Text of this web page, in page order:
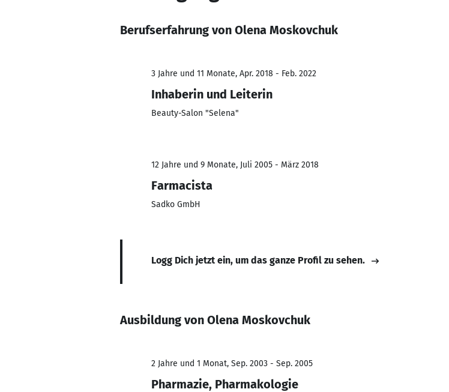
Berufserfahrung von Olena Moskovchuk
3 Jahre und 11 Monate, Apr. 2018 - Feb. 2022
Inhaberin und Leiterin
Beauty-Salon "Selena"
12 Jahre und 9 Monate, Juli 2005 - März 2018
Farmacista
Sadko GmbH
Logg Dich jetzt ein, um das ganze Profil zu sehen.
Ausbildung von Olena Moskovchuk
2 Jahre und 1 Monat, Sep. 2003 - Sep. 2005
Pharmazie, Pharmakologie